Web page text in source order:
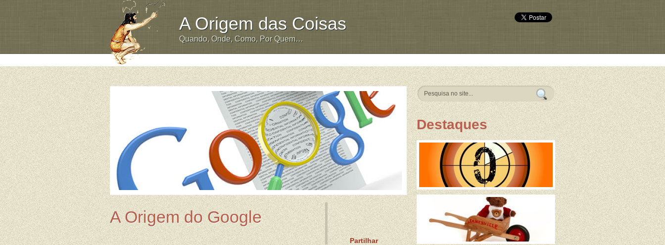
A Origem das Coisas
Quando, Onde, Como, Por Quem…
A Origem do Google
Partilhar
Destaques